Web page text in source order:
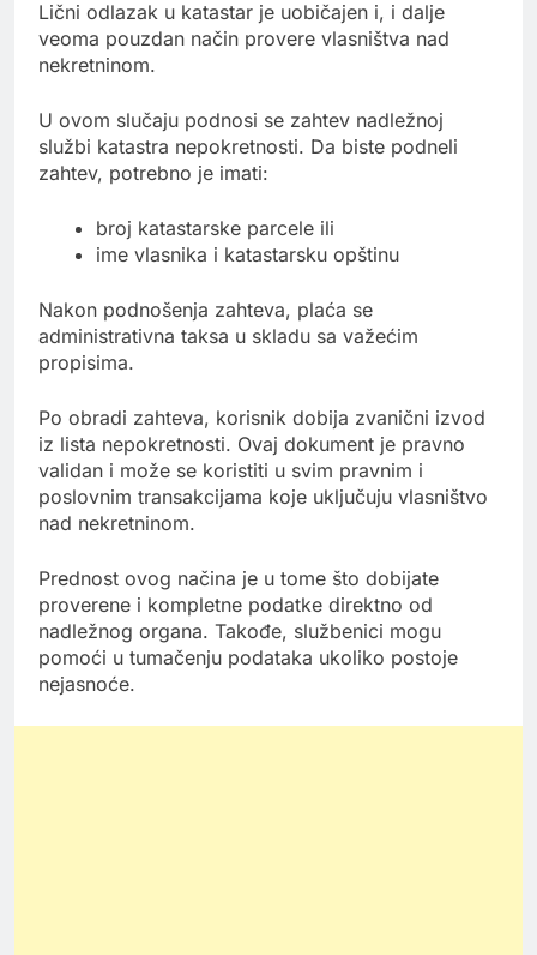
Lični odlazak u katastar je uobičajen i, i dalje
veoma pouzdan način provere vlasništva nad
nekretninom.
U ovom slučaju podnosi se zahtev nadležnoj
službi katastra nepokretnosti. Da biste podneli
zahtev, potrebno je imati:
broj katastarske parcele ili
ime vlasnika i katastarsku opštinu
Nakon podnošenja zahteva, plaća se
administrativna taksa u skladu sa važećim
propisima.
Po obradi zahteva, korisnik dobija zvanični izvod
iz lista nepokretnosti. Ovaj dokument je pravno
validan i može se koristiti u svim pravnim i
poslovnim transakcijama koje uključuju vlasništvo
nad nekretninom.
Prednost ovog načina je u tome što dobijate
proverene i kompletne podatke direktno od
nadležnog organa. Takođe, službenici mogu
pomoći u tumačenju podataka ukoliko postoje
nejasnoće.